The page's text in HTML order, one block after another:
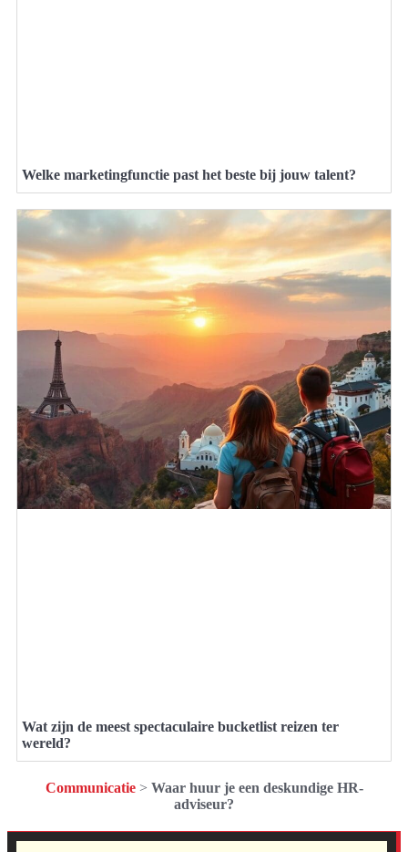
Welke marketingfunctie past het beste bij jouw talent?
Wat zijn de meest spectaculaire bucketlist reizen ter
wereld?
Communicatie> Waar huur je een deskundige HR-
adviseur?